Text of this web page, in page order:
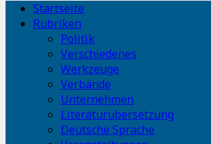
Startseite
Rubriken
Politik
Verschiedenes
Werkzeuge
Verbände
Unternehmen
Literaturübersetzung
Deutsche Sprache